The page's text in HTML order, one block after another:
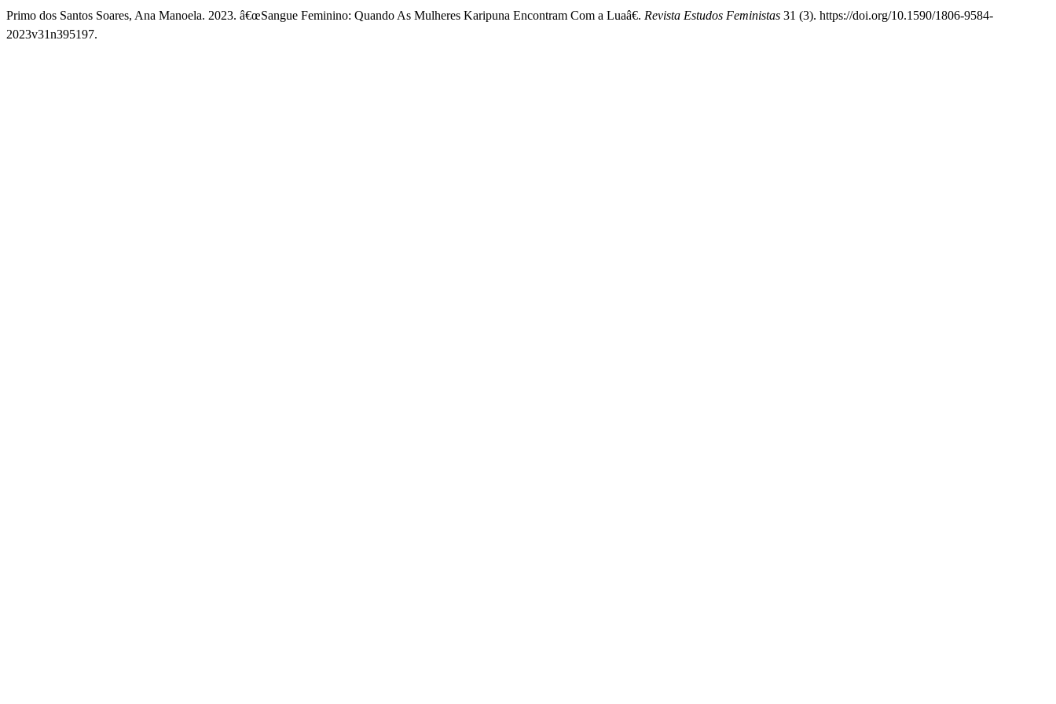
Primo dos Santos Soares, Ana Manoela. 2023. â€œSangue Feminino: Quando As Mulheres Karipuna Encontram Com a Luaâ€. Revista Estudos Feministas 31 (3). https://doi.org/10.1590/1806-9584-
2023v31n395197.